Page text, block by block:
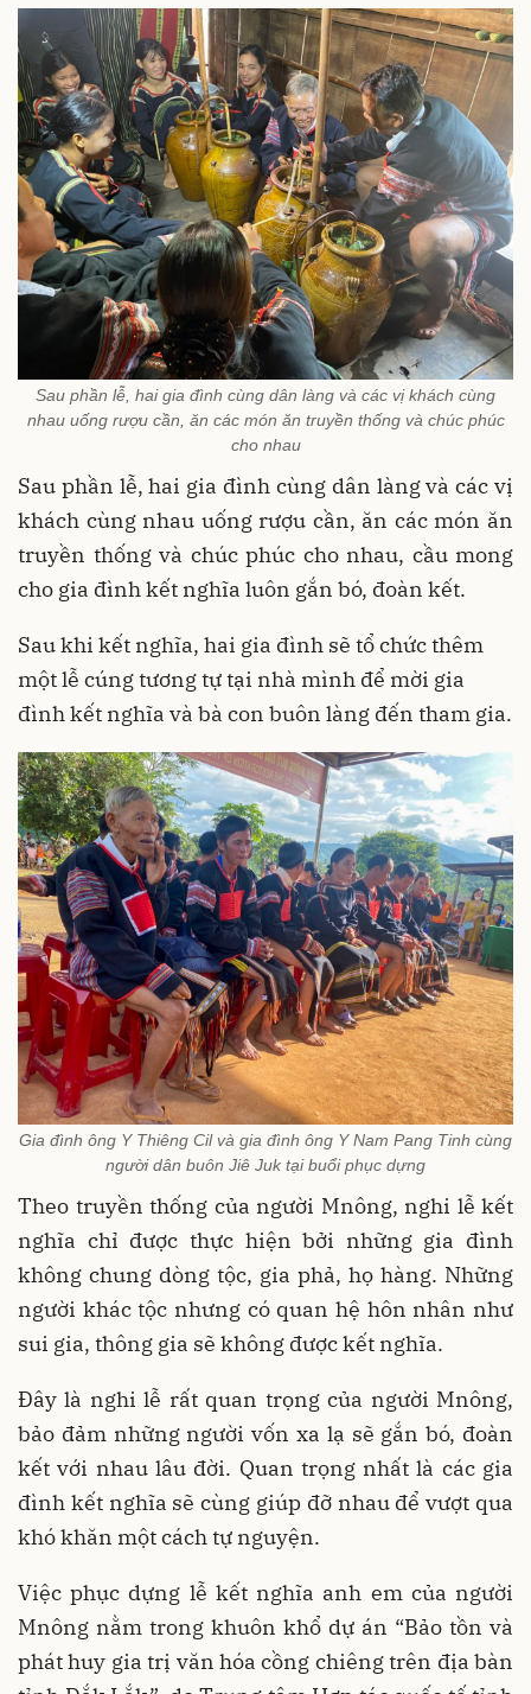
Sau phần lễ, hai gia đình cùng dân làng và các vị khách cùng
nhau uống rượu cần, ăn các món ăn truyền thống và chúc phúc
cho nhau
Sau phần lễ, hai gia đình cùng dân làng và các vị
khách cùng nhau uống rượu cần, ăn các món ăn
truyền thống và chúc phúc cho nhau, cầu mong
cho gia đình kết nghĩa luôn gắn bó, đoàn kết.
Sau khi kết nghĩa, hai gia đình sẽ tổ chức thêm
một lễ cúng tương tự tại nhà mình để mời gia
đình kết nghĩa và bà con buôn làng đến tham gia.
Gia đình ông Y Thiêng Cil và gia đình ông Y Nam Pang Tinh cùng
người dân buôn Jiê Juk tại buổi phục dựng
Theo truyền thống của người Mnông, nghi lễ kết
nghĩa chỉ được thực hiện bởi những gia đình
không chung dòng tộc, gia phả, họ hàng. Những
người khác tộc nhưng có quan hệ hôn nhân như
sui gia, thông gia sẽ không được kết nghĩa.
Đây là nghi lễ rất quan trọng của người Mnông,
bảo đảm những người vốn xa lạ sẽ gắn bó, đoàn
kết với nhau lâu đời. Quan trọng nhất là các gia
đình kết nghĩa sẽ cùng giúp đỡ nhau để vượt qua
khó khăn một cách tự nguyện.
Việc phục dựng lễ kết nghĩa anh em của người
Mnông nằm trong khuôn khổ dự án “Bảo tồn và
phát huy gia trị văn hóa cồng chiêng trên địa bàn